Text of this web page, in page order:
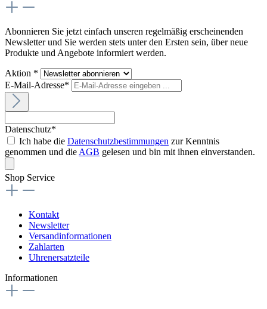
Abonnieren Sie jetzt einfach unseren regelmäßig erscheinenden
Newsletter und Sie werden stets unter den Ersten sein, über neue
Produkte und Angebote informiert werden.
Aktion *
E-Mail-Adresse*
Datenschutz*
Ich habe die Datenschutzbestimmungen zur Kenntnis
genommen und die AGB gelesen und bin mit ihnen einverstanden.
Shop Service
Kontakt
Newsletter
Versandinformationen
Zahlarten
Uhrenersatzteile
Informationen